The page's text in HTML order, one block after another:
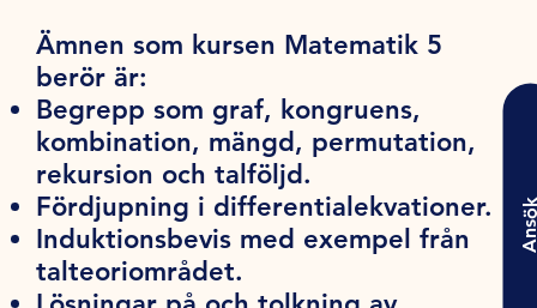
Ämnen som kursen Matematik 5
berör är:
Begrepp som graf, kongruens,
kombination, mängd, permutation,
rekursion och talföljd.
Fördjupning i differentialekvationer.
Induktionsbevis med exempel från
talteoriområdet.